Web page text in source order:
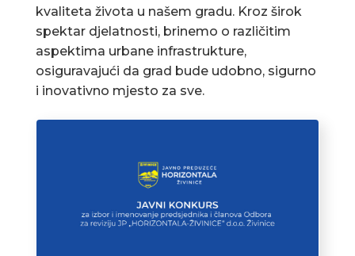
kvaliteta života u našem gradu. Kroz širok
spektar djelatnosti, brinemo o različitim
aspektima urbane infrastrukture,
osiguravajući da grad bude udobno, sigurno
i inovativno mjesto za sve.